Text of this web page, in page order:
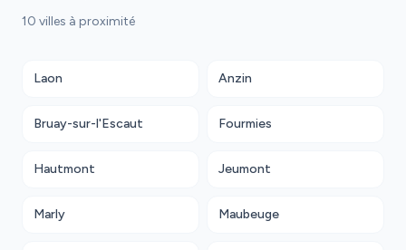
10 villes à proximité
Laon Anzin
Bruay-sur-l'Escaut Fourmies
Hautmont Jeumont
Marly Maubeuge